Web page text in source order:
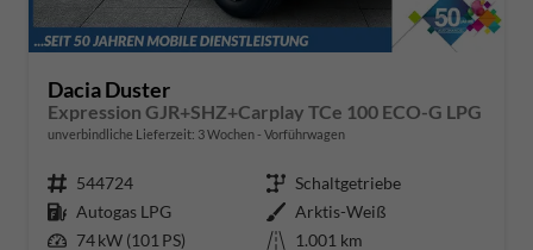
Dacia Duster
Expression GJR+SHZ+Carplay TCe 100 ECO-G LPG
unverbindliche Lieferzeit: 3 Wochen Vorführwagen
Fahrzeugnr. 544724 Getriebe Schaltgetriebe
Kraftstoff Autogas LPG Außenfarbe Arktis-Weiß
Leistung 74 kW (101 PS) Kilometerstand 1.001 km